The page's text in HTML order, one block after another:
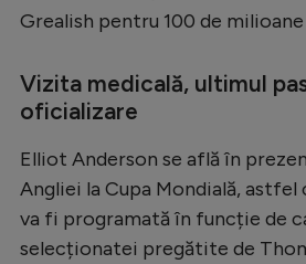
Handbal
Formula 1
Auto
Rugby
Ciclism
Grealish pentru 100 de
Vizita medicală, ultimul
oficializare
Elliot Anderson se află în
Angliei la Cupa Mondială,
va fi programată în funcție de
selecționatei pregătite de